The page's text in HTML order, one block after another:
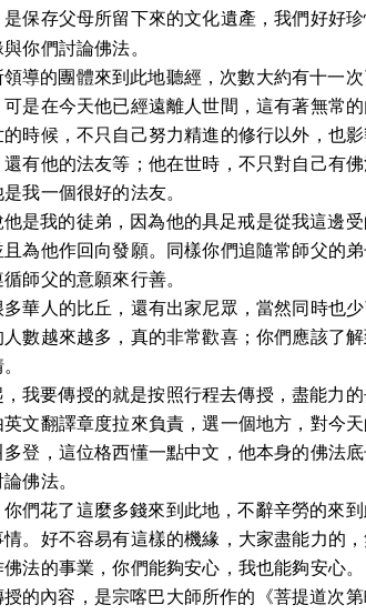
保存父母所留下來的文化遺產，我們好好
你們討論佛法。
導的團體來到此地聽經，次數大約有十一
是在今天他已經遠離人世間，這有著無常
時候，不只自己努力精進的修行以外，也
有他的法友等；他在世時，不只對自己有
我一個很好的法友。
是我的徒弟，因為他的具足戒是從我這邊
且為他作回向發願。同樣你們追隨常師父的
師父的意願來行善。
華人的比丘，還有出家尼眾，當然同時也
數越來越多，真的非常歡喜；你們應該了
我要傳授的就是按照行程去傳授，盡能力
文翻譯章度拉來負責，選一個地方，對今
登，這位格西懂一點中文，他本身的佛法
佛法。
們花了這麼多錢來到此地，不辭辛勞的來
情。好不容易有這樣的機緣，大家盡能力的
法的事業，你們能夠安心，我也能夠安心。
的內容，是宗喀巴大師所作的《菩提道次